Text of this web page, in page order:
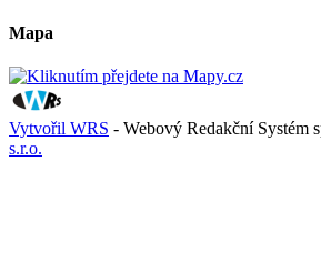
Mapa
Vytvořil WRS - Webový Redakční Systém
s.r.o.